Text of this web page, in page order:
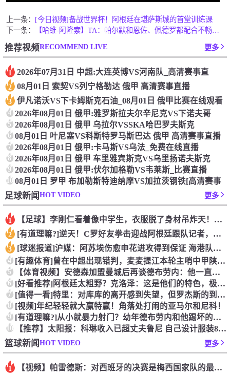
上一条： [今日视频]备战世界杯！阿根廷在堪萨斯城的首堂训练课
下一条：
【哈维-阿隆索】TA：帕尔默和恩佐、佩德罗都配合不畅，阿隆索
推荐视频RECOMMEND LIVE 更多
1 2026年07月31日 中超:大连英博VS河南队_高清赛事直
2 08月01日 索契VS列宁格勒达 俄甲 高清赛事直播
3 伊凡诺沃VS下卡姆斯克石油_08月01日 俄甲比赛在线观看
4 2026年08月01日 俄甲:雅罗斯拉夫尔辛尼克VS下诺夫哥
5 2026年08月01日 俄甲 乌拉尔VSSKA哈巴罗夫斯克
6 08月01日 叶尼塞VS科斯特罗马斯巴达 俄甲 高清赛事直播
7 2026年08月01日 俄甲:卡马斯VS乌法_免费在线直播
8 2026年08月01日 俄甲 车里雅宾斯克VS乌里扬诺夫斯克
9 2026年08月01日 俄甲:伏尔加格勒VS韦莱斯_比赛直播
1008月01日 罗甲 布加勒斯特迪纳摩VS加拉茨钢铁[高清赛事
足球新闻HOT VIDEO 更多
1 【足球】李刚仁看着像中学生，衣服脱了身材吊炸天！怪不得对抗上
2 [有道理嘛?]逆天！C罗好友拳击迎战阿根廷跟队记者，C罗好友
3 [球迷报道]沪媒：阿苏埃伤愈申花进攻得到保证 海港队基本没有
4 [有趣体育]曾在中超出现错判，麦麦提江本轮主哨中甲陕西联合v
5 【体育视频】安德森加盟曼城后再谈德布劳内：他一直是我非常仰慕
6 [好看推荐]阿根廷太粗野？克洛泽：这是他们的特色，极其强调对
7 [值得一看]特里：对库库的离开感到失望，但罗杰斯的到来又让我
8 [视频]年纪轻轻就大赢特赢！角落处打闹的亚马尔和尼科！
9 [有道理嘛?]从小就暴力射门？幼年德布劳内和他踢坏的树篱！
10 【推荐】太阳报：科琳收入已超丈夫鲁尼 自己设计服装8岁儿子当
篮球新闻HOT VIDEO 更多
1 【视频】帕雷德斯：对西班牙的决赛是梅西国家队的最后一场比赛